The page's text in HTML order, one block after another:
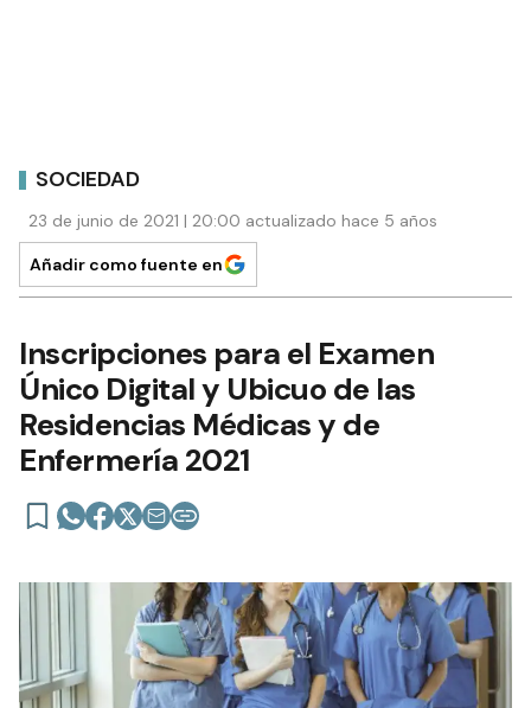
SOCIEDAD
23 de junio de 2021 | 20:00 actualizado hace 5 años
Añadir como fuente en
Inscripciones para el Examen
Único Digital y Ubicuo de las
Residencias Médicas y de
Enfermería 2021